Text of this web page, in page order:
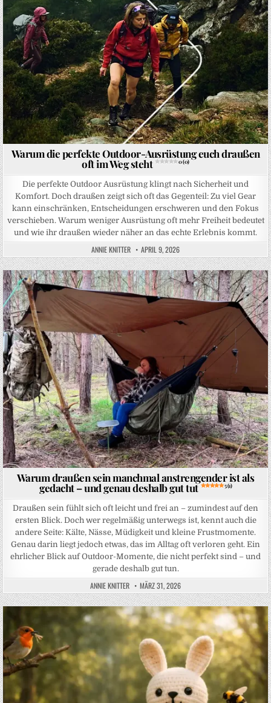
Warum die perfekte Outdoor-Ausrüstung euch draußen
oft im Weg steht 0 (0)
Die perfekte Outdoor Ausrüstung klingt nach Sicherheit und
Komfort. Doch draußen zeigt sich oft das Gegenteil: Zu viel Gear
kann einschränken, Entscheidungen erschweren und den Fokus
verschieben. Warum weniger Ausrüstung oft mehr Freiheit bedeutet
und wie ihr draußen wieder näher an das echte Erlebnis kommt.
ANNIE KNITTER APRIL 9, 2026
Posted in
Warum draußen sein manchmal anstrengender ist als
gedacht – und genau deshalb gut tut 5 (1)
Draußen sein fühlt sich oft leicht und frei an – zumindest auf den
ersten Blick. Doch wer regelmäßig unterwegs ist, kennt auch die
andere Seite: Kälte, Nässe, Müdigkeit und kleine Frustmomente.
Genau darin liegt jedoch etwas, das im Alltag oft verloren geht. Ein
ehrlicher Blick auf Outdoor-Momente, die nicht perfekt sind – und
gerade deshalb gut tun.
ANNIE KNITTER MÄRZ 31, 2026
Posted in